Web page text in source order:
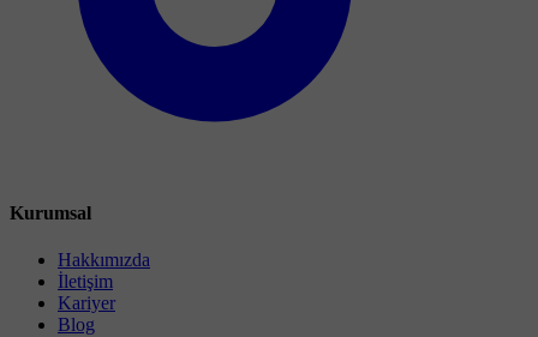
Kurumsal
Hakkımızda
İletişim
Kariyer
Blog